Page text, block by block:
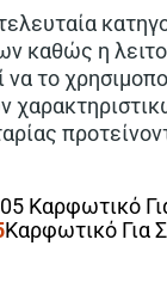
καθώς η
να το
Καρφωτικό Για